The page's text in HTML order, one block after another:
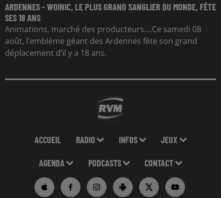
ARDENNES - WOINIC, LE PLUS GRAND SANGLIER DU MONDE, FÊTE
SES 18 ANS
Animations, marché des producteurs....Ce samedi 08
août, l’emblème géant des Ardennes fête son grand
déplacement d’il y a 18 ans.
ACCUEIL RADIO INFOS JEUX
AGENDA PODCASTS CONTACT